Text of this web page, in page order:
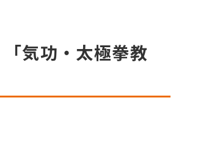
気功・太極拳教